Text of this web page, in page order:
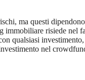
ma questi
immobiliare risiede nel
qualsiasi
nel